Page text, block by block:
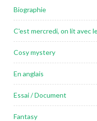
Biographie
C'est mercredi, on lit avec
Cosy mystery
En anglais
Essai / Document
Fantasy